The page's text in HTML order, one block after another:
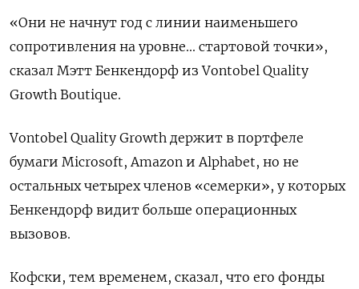
«Они не начнут год с линии наименьшего
сопротивления на уровне... стартовой точки»,
сказал Мэтт Бенкендорф из Vontobel Quality
Growth Boutique.
Vontobel Quality Growth держит в портфеле
бумаги Microsoft, Amazon и Alphabet, но не
остальных четырех членов «семерки», у которых
Бенкендорф видит больше операционных
вызовов.
Кофски, тем временем, сказал, что его фонды